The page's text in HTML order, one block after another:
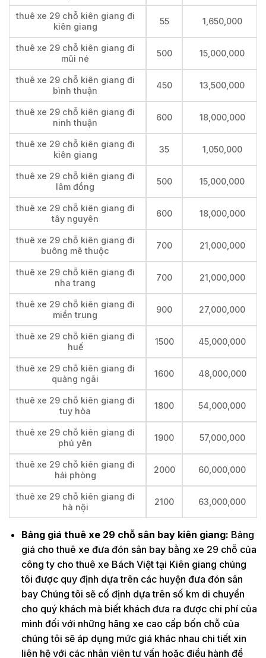
thuê xe 29 chỗ kiên giang đi
kiên giang
55 1,650,000
thuê xe 29 chỗ kiên giang đi
mũi né
500 15,000,000
thuê xe 29 chỗ kiên giang đi
bình thuận
450 13,500,000
thuê xe 29 chỗ kiên giang đi
ninh thuận
600 18,000,000
thuê xe 29 chỗ kiên giang đi
kiên giang
35 1,050,000
thuê xe 29 chỗ kiên giang đi
lâm đồng
500 15,000,000
thuê xe 29 chỗ kiên giang đi
tây nguyên
600 18,000,000
thuê xe 29 chỗ kiên giang đi
buông mê thuộc
700 21,000,000
thuê xe 29 chỗ kiên giang đi
nha trang
700 21,000,000
thuê xe 29 chỗ kiên giang đi
miền trung
900 27,000,000
thuê xe 29 chỗ kiên giang đi
huế
1500 45,000,000
thuê xe 29 chỗ kiên giang đi
quảng ngãi
1600 48,000,000
thuê xe 29 chỗ kiên giang đi
tuy hòa
1800 54,000,000
thuê xe 29 chỗ kiên giang đi
phú yên
1900 57,000,000
thuê xe 29 chỗ kiên giang đi
hải phòng
2000 60,000,000
thuê xe 29 chỗ kiên giang đi
hà nội
2100 63,000,000
Bảng giá thuê xe 29 chỗ sân bay kiên giang: Bảng
giá cho thuê xe đưa đón sân bay bằng xe 29 chỗ của
công ty cho thuê xe Bách Việt tại Kiên giang chúng
tôi được quy định dựa trên các huyện đưa đón sân
bay Chúng tôi sẽ cố định dựa trên số km di chuyển
cho quý khách mà biết khách đưa ra được chi phí của
mình đối với những hãng xe cao cấp bốn chỗ của
chúng tôi sẽ áp dụng mức giá khác nhau chi tiết xin
liên hệ với các nhân viên tư vấn hoặc điều hành để